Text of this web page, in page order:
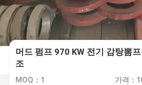
머드 펌프 970 KW 전기 감탕뽐
조
MOQ：1